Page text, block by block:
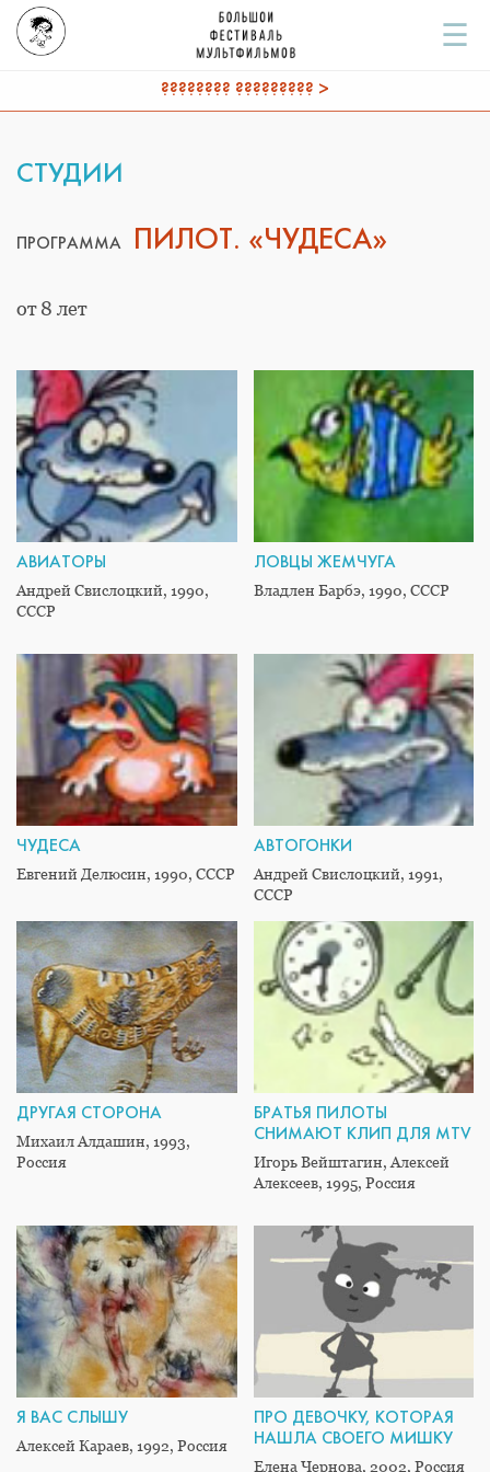
☰
???????? ????????? >
СТУДИИ
ПРОГРАММА ПИЛОТ. «ЧУДЕСА»
от 8 лет
АВИАТОРЫ
Андрей Свислоцкий, 1990,
СССР
ЛОВЦЫ ЖЕМЧУГА
Владлен Барбэ, 1990, СССР
ЧУДЕСА
Евгений Делюсин, 1990, СССР
АВТОГОНКИ
Андрей Свислоцкий, 1991,
СССР
ДРУГАЯ СТОРОНА
Михаил Алдашин, 1993,
Россия
БРАТЬЯ ПИЛОТЫ
СНИМАЮТ КЛИП ДЛЯ MTV
Игорь Вейштагин, Алексей
Алексеев, 1995, Россия
Я ВАС СЛЫШУ
Алексей Караев, 1992, Россия
ПРО ДЕВОЧКУ, КОТОРАЯ
НАШЛА СВОЕГО МИШКУ
Елена Чернова, 2002, Россия